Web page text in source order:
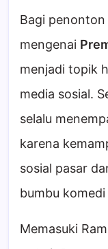
Bagi
mengenai
menjadi topik
media sosial.
selalu
karena
sosial pasar
bumbu
Memasuki